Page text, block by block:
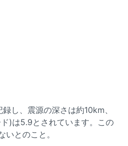
し、震源の深さは約10km、
)は5.9とされています。この
いとのこと。